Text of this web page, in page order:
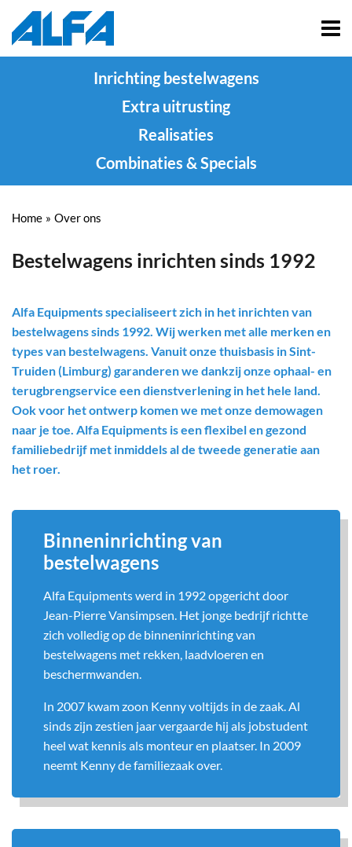
Inrichting bestelwagens
Extra uitrusting
Realisaties
Combinaties & Specials
Home » Over ons
Bestelwagens inrichten sinds 1992
Alfa Equipments specialiseert zich in het inrichten van
bestelwagens sinds 1992. Wij werken met alle merken en
types van bestelwagens. Vanuit onze thuisbasis in Sint-
Truiden (Limburg) garanderen we dankzij onze ophaal- en
terugbrengservice een dienstverlening in het hele land.
Ook voor het ontwerp komen we met onze demowagen
naar je toe. Alfa Equipments is een flexibel en gezond
familiebedrijf met inmiddels al de tweede generatie aan
het roer.
Binneninrichting van
bestelwagens
Alfa Equipments werd in 1992 opgericht door
Jean-Pierre Vansimpsen. Het jonge bedrijf richtte
zich volledig op de binneninrichting van
bestelwagens met rekken, laadvloeren en
beschermwanden.
In 2007 kwam zoon Kenny voltijds in de zaak. Al
sinds zijn zestien jaar vergaarde hij als jobstudent
heel wat kennis als monteur en plaatser. In 2009
neemt Kenny de familiezaak over.